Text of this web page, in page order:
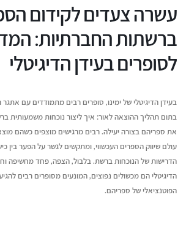
עשרה צעדים לקידום
ברשתות החברתיות:
לסופרים בעידן הדיגיטלי
בעידן הדיגיטלי של ימינו, סופרים רבים מתמודדים עם אתגר
בתום תהליך ההוצאה לאור: איך ליצור נוכחות משמעותית
את ספריהם בצורה יעילה. רבים מרגישים מוצפים כשהם
עולם שיווק הספרים העכשווי, ומתקשים לגשר על הפער בין
הדרישות של הנוכחות ברשת. בלבול, הצפה, פחד מחשיפה
הדיגיטלי הם מכשולים נפוצים, המונעים מסופרים רבים
הפוטנציאלי של ספריהם.
הזדמנות גדולה לקולות ייחודיים
יולי 12, 2026
איך לשמור על קול אותנטי
כשמשתמשים בבינה מלאכותית
יוני 16, 2026
אוגוסט 9,